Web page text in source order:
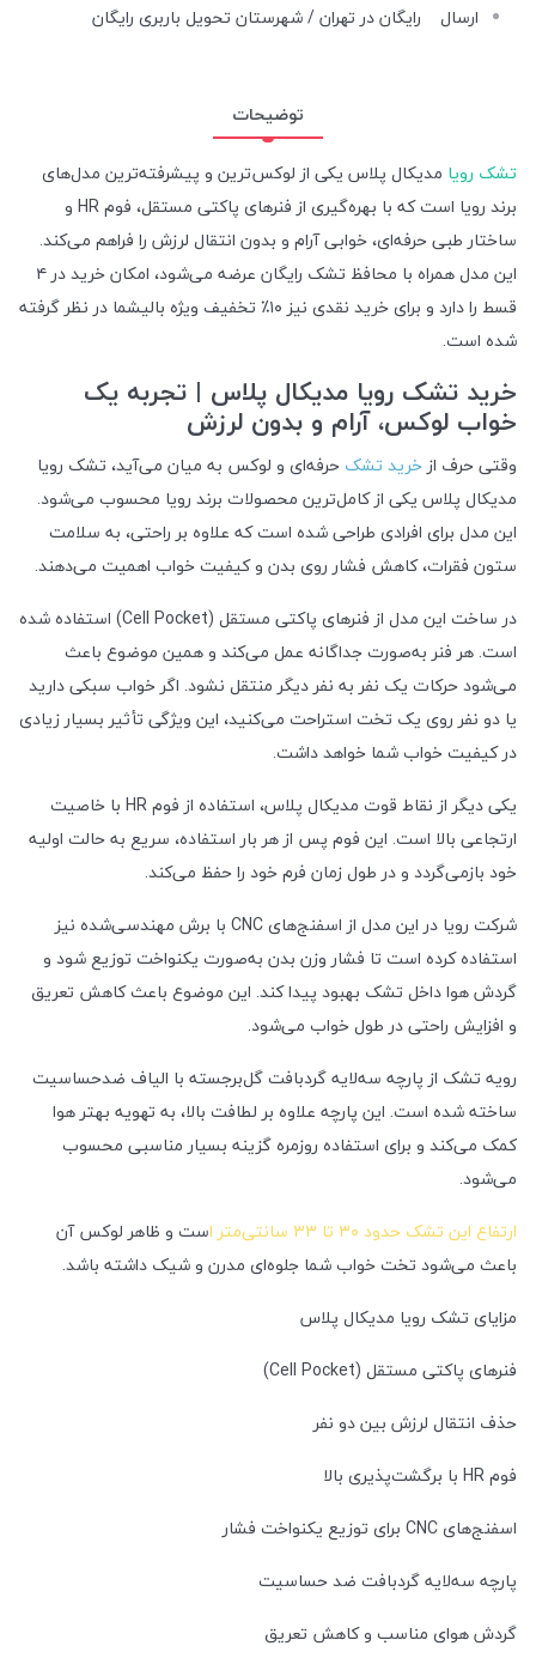
ارسال رایگان در تهران / شهرستان تحویل باربری رایگان
توضیحات
تشک رویا مدیکال پلاس یکی از لوکس‌ترین و پیشرفته‌ترین مدل‌های
برند رویا است که با بهره‌گیری از فنرهای پاکتی مستقل، فوم HR و
ساختار طبی حرفه‌ای، خوابی آرام و بدون انتقال لرزش را فراهم می‌کند.
این مدل همراه با محافظ تشک رایگان عرضه می‌شود، امکان خرید در ۴
قسط را دارد و برای خرید نقدی نیز ۱۰٪ تخفیف ویژه بالیشما در نظر گرفته
شده است.
خرید تشک رویا مدیکال پلاس | تجربه یک
خواب لوکس، آرام و بدون لرزش
وقتی حرف ازخرید تشک حرفه‌ای و لوکس به میان می‌آید، تشک رویا
مدیکال پلاس یکی از کامل‌ترین محصولات برند رویا محسوب می‌شود.
این مدل برای افرادی طراحی شده است که علاوه بر راحتی، به سلامت
ستون فقرات، کاهش فشار روی بدن و کیفیت خواب اهمیت می‌دهند.
در ساخت این مدل از فنرهای پاکتی مستقل (Cell Pocket) استفاده شده
است. هر فنر به‌صورت جداگانه عمل می‌کند و همین موضوع باعث
می‌شود حرکات یک نفر به نفر دیگر منتقل نشود. اگر خواب سبکی دارید
یا دو نفر روی یک تخت استراحت می‌کنید، این ویژگی تأثیر بسیار زیادی
در کیفیت خواب شما خواهد داشت.
یکی دیگر از نقاط قوت مدیکال پلاس، استفاده از فوم HR با خاصیت
ارتجاعی بالا است. این فوم پس از هر بار استفاده، سریع به حالت اولیه
خود بازمی‌گردد و در طول زمان فرم خود را حفظ می‌کند.
شرکت رویا در این مدل از اسفنج‌های CNC با برش مهندسی‌شده نیز
استفاده کرده است تا فشار وزن بدن به‌صورت یکنواخت توزیع شود و
گردش هوا داخل تشک بهبود پیدا کند. این موضوع باعث کاهش تعریق
و افزایش راحتی در طول خواب می‌شود.
رویه تشک از پارچه سه‌لایه گردبافت گل‌برجسته با الیاف ضدحساسیت
ساخته شده است. این پارچه علاوه بر لطافت بالا، به تهویه بهتر هوا
کمک می‌کند و برای استفاده روزمره گزینه بسیار مناسبی محسوب
می‌شود.
ارتفاع این تشک حدود ۳۰ تا ۳۳ سانتی‌متر ا
ست و ظاهر لوکس آن
باعث می‌شود تخت خواب شما جلوه‌ای مدرن و شیک داشته باشد.
مزایای تشک رویا مدیکال پلاس
فنرهای پاکتی مستقل (Cell Pocket)
حذف انتقال لرزش بین دو نفر
فوم HR با برگشت‌پذیری بالا
اسفنج‌های CNC برای توزیع یکنواخت فشار
پارچه سه‌لایه گردبافت ضد حساسیت
گردش هوای مناسب و کاهش تعریق